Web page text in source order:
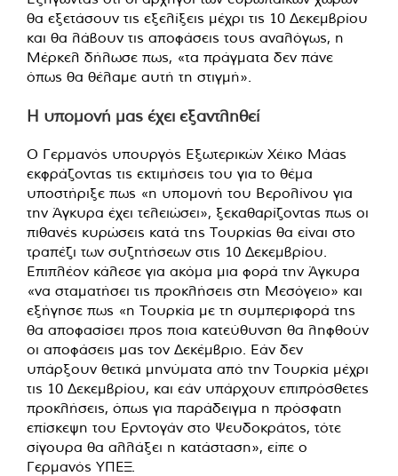
θα εξετάσουν τις εξελίξεις μέχρι τις 10 Δεκεμβρίου
και θα λάβουν τις αποφάσεις τους αναλόγως, η
Μέρκελ δήλωσε πως, «τα πράγματα δεν πάνε
όπως θα θέλαμε αυτή τη στιγμή».
Η υπομονή μας έχει εξαντληθεί
Ο Γερμανός υπουργός Εξωτερικών Χέικο Μάας
εκφράζοντας τις εκτιμήσεις του για το θέμα
υποστήριξε πως «η υπομονή του Βερολίνου για
την Άγκυρα έχει τελειώσει», ξεκαθαρίζοντας πως οι
πιθανές κυρώσεις κατά της Τουρκίας θα είναι στο
τραπέζι των συζητήσεων στις 10 Δεκεμβρίου.
Επιπλέον κάλεσε για ακόμα μια φορά την Άγκυρα
«να σταματήσει τις προκλήσεις στη Μεσόγειο» και
εξήγησε πως «η Τουρκία με τη συμπεριφορά της
θα αποφασίσει προς ποια κατεύθυνση θα ληφθούν
οι αποφάσεις μας τον Δεκέμβριο. Εάν δεν
υπάρξουν θετικά μηνύματα από την Τουρκία μέχρι
τις 10 Δεκεμβρίου, και εάν υπάρχουν επιπρόσθετες
προκλήσεις, όπως για παράδειγμα η πρόσφατη
επίσκεψη του Ερντογάν στο Ψευδοκράτος, τότε
σίγουρα θα αλλάξει η κατάσταση», είπε ο
Γερμανός ΥΠΕΞ.